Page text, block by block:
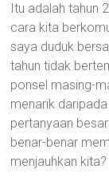
Itu adalah tahun
cara kita
saya duduk
tahun tidak
ponsel masing-
menarik
pertanyaan
benar-benar
menjauhkan kita?